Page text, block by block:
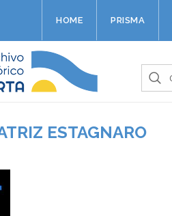
HOME PRISMA
ESTAGNARO